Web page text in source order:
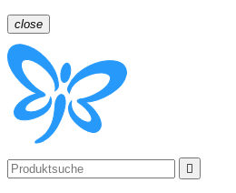
close
